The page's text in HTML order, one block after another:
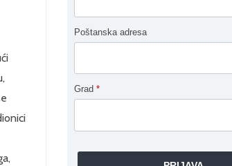
Poštanska adresa
Grad *